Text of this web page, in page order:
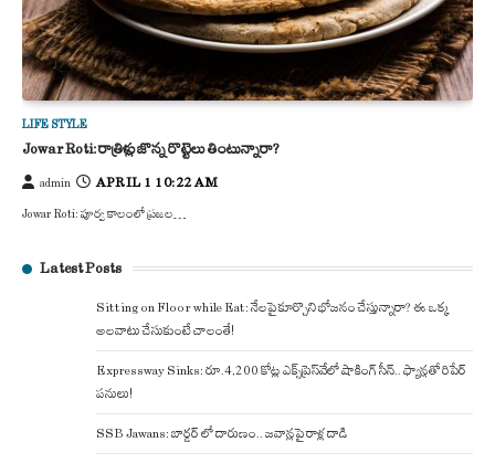
LIFE STYLE
Jowar Roti: రాత్రిళ్లు జొన్న రొట్టెలు తింటున్నారా?
admin APRIL 1 10:22 AM
Jowar Roti: పూర్వ కాలంలో ప్రజల…
Latest Posts
Sitting on Floor while Eat: నేలపై కూర్చొని భోజనం చేస్తున్నారా? ఈ ఒక్క
అలవాటు చేసుకుంటే చాలంతే!
Expressway Sinks: రూ.4,200 కోట్ల ఎక్స్‌ప్రెస్‌వేలో షాకింగ్ సీన్.. ఫ్యాన్లతో రిపేర్
పనులు!
SSB Jawans: బార్డర్ లో దారుణం.. జవాన్లపై రాళ్ల దాడి